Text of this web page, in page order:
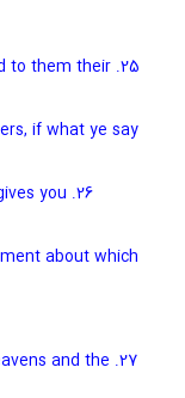
to them their
if what ye say
you
about which
and the